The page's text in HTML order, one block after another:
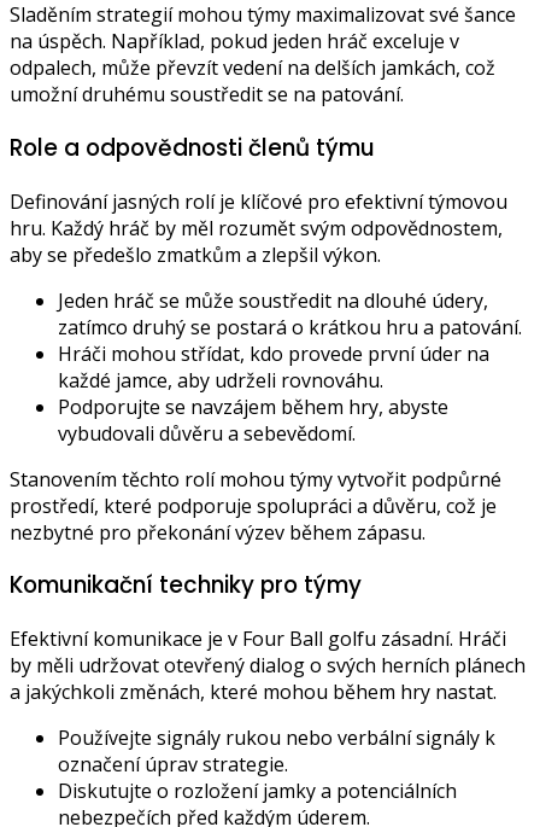
Sladěním strategií mohou týmy maximalizovat své šance
na úspěch. Například, pokud jeden hráč exceluje v
odpalech, může převzít vedení na delších jamkách, což
umožní druhému soustředit se na patování.
Role a odpovědnosti členů týmu
Definování jasných rolí je klíčové pro efektivní týmovou
hru. Každý hráč by měl rozumět svým odpovědnostem,
aby se předešlo zmatkům a zlepšil výkon.
Jeden hráč se může soustředit na dlouhé údery,
zatímco druhý se postará o krátkou hru a patování.
Hráči mohou střídat, kdo provede první úder na
každé jamce, aby udrželi rovnováhu.
Podporujte se navzájem během hry, abyste
vybudovali důvěru a sebevědomí.
Stanovením těchto rolí mohou týmy vytvořit podpůrné
prostředí, které podporuje spolupráci a důvěru, což je
nezbytné pro překonání výzev během zápasu.
Komunikační techniky pro týmy
Efektivní komunikace je v Four Ball golfu zásadní. Hráči
by měli udržovat otevřený dialog o svých herních plánech
a jakýchkoli změnách, které mohou během hry nastat.
Používejte signály rukou nebo verbální signály k
označení úprav strategie.
Diskutujte o rozložení jamky a potenciálních
nebezpečích před každým úderem.